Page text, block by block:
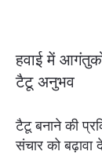
हवाई में
टैटू अनुभव
टैटू बनाने की
संचार को बढ़ावा